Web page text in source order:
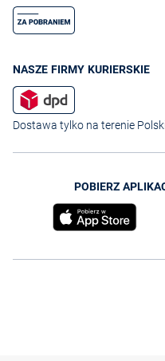
NASZE FIRMY KURIERSKIE
Dostawa tylko na terenie Polski
POBIERZ